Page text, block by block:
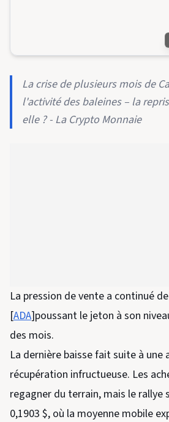
La crise de plusieurs mois de
l'activité des baleines – la
elle ? - La Crypto Monnaie
La pression de vente a continué
[ADA]poussant le jeton à son
des mois.
La dernière baisse fait suite à
récupération infructueuse. Les
regagner du terrain, mais le rallye
0,1903 $, où la moyenne mobile